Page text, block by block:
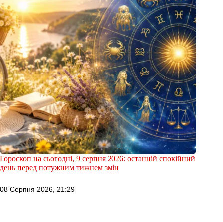
Гороскоп на сьогодні, 9 серпня 2026: останній спокійний
день перед потужним тижнем змін
08 Серпня 2026, 21:29